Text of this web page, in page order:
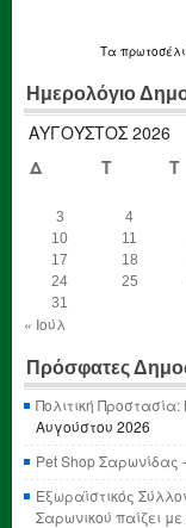
Τα
Ημερολόγιο
ΑΎΓΟΥΣΤΟΣ 2026
Δ
Τ Τ
3
4
10
11
17
18
24
25
31
« Ιούλ
Πρόσφατες
Πολιτική
Αυγούστου 2026
Pet Shop Σαρωνίδας
Εξωραϊστικός
Σαρωνικού παίζει